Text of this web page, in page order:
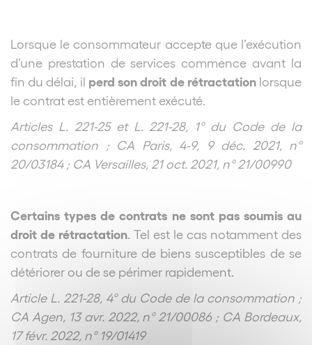
Lorsque le consommateur accepte que l’exécution
d’une prestation de services commence avant la
fin du délai, il perd son droit de rétractationlorsque
le contrat est entièrement exécuté.
Articles L. 221-25 et L. 221-28, 1° du Code de la
consommation ; CA Paris, 4-9, 9 déc. 2021, n°
20/03184 ; CA Versailles, 21 oct. 2021, n° 21/00990
Certains types de contrats ne sont pas soumis au
droit de rétractation . Tel est le cas notamment des
contrats de fourniture de biens susceptibles de se
détériorer ou de se périmer rapidement.
Article L. 221-28, 4° du Code de la consommation ;
CA Agen, 13 avr. 2022, n° 21/00086 ; CA Bordeaux,
17 févr. 2022, n° 19/01419